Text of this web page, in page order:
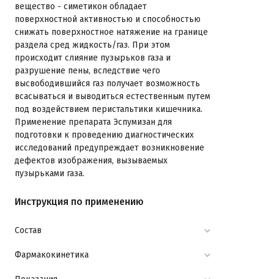
вещество - симетикон обладает
поверхностной активностью и способностью
снижать поверхностное натяжение на границе
раздела сред жидкость/газ. При этом
происходит слияние пузырьков газа и
разрушение пены, вследствие чего
высвободившийся газ получает возможность
всасываться и выводиться естественным путем
под воздействием перистальтики кишечника.
Применение препарата Эспумизан для
подготовки к проведению диагностических
исследований предупреждает возникновение
дефектов изображения, вызываемых
пузырьками газа.
Инструкция по применению
Состав
Фармакокинетика